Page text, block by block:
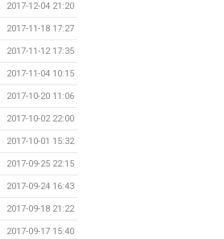
2017-12-04 21:20
2017-11-18 17:27
2017-11-12 17:35
2017-11-04 10:15
2017-10-20 11:06
2017-10-02 22:00
2017-10-01 15:32
2017-09-25 22:15
2017-09-24 16:43
2017-09-18 21:22
2017-09-17 15:40